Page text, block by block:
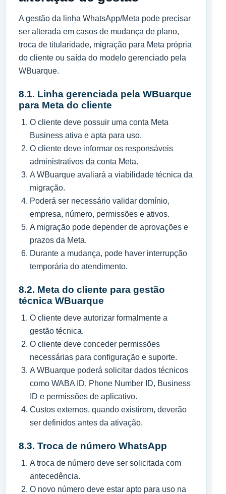
A gestão da linha WhatsApp/Meta pode precisar
ser alterada em casos de mudança de plano,
troca de titularidade, migração para Meta própria
do cliente ou saída do modelo gerenciado pela
WBuarque.
8.1. Linha gerenciada pela WBuarque
para Meta do cliente
O cliente deve possuir uma conta Meta
Business ativa e apta para uso.
O cliente deve informar os responsáveis
administrativos da conta Meta.
A WBuarque avaliará a viabilidade técnica da
migração.
Poderá ser necessário validar domínio,
empresa, número, permissões e ativos.
A migração pode depender de aprovações e
prazos da Meta.
Durante a mudança, pode haver interrupção
temporária do atendimento.
8.2. Meta do cliente para gestão
técnica WBuarque
O cliente deve autorizar formalmente a
gestão técnica.
O cliente deve conceder permissões
necessárias para configuração e suporte.
A WBuarque poderá solicitar dados técnicos
como WABA ID, Phone Number ID, Business
ID e permissões de aplicativo.
Custos externos, quando existirem, deverão
ser definidos antes da ativação.
8.3. Troca de número WhatsApp
A troca de número deve ser solicitada com
antecedência.
O novo número deve estar apto para uso na